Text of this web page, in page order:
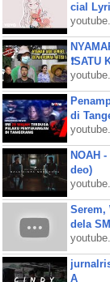
cial
di
NOAH
deo)
Serem,
dela
A